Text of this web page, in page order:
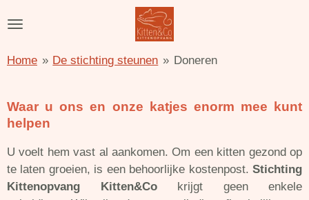
direct
de
Home » De stichting steunen » Doneren
Waar u ons en onze katjes enorm mee kunt
helpen
U voelt hem vast al aankomen. Om een kitten gezond op
te laten groeien, is een behoorlijke kostenpost. Stichting
Kittenopvang Kitten&Cokrijgt geen enkele